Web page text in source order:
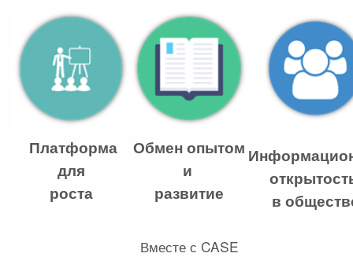
Платформа
для
роста
Обмен опытом
и
развитие
в
Вместе с CASE